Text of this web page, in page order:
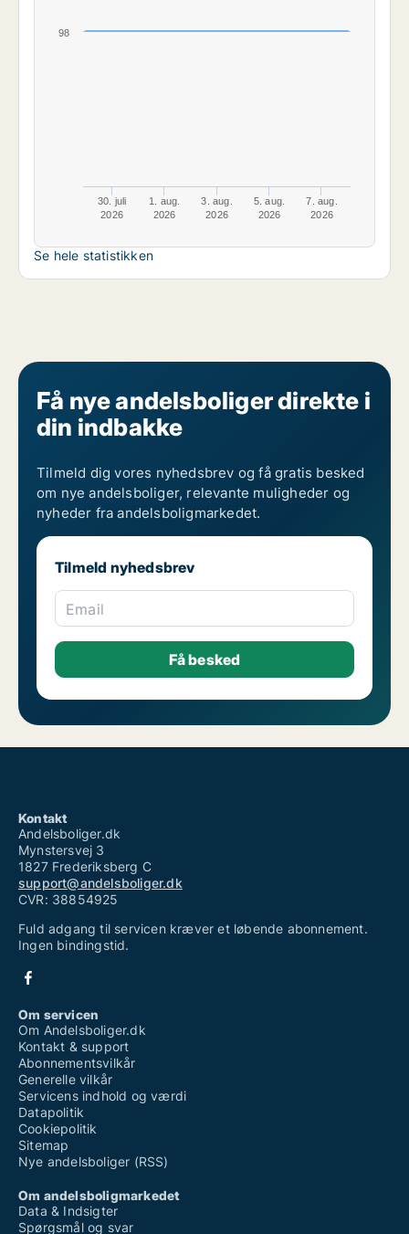
30. juli
2026
1. aug.
2026
3. aug.
2026
5. aug.
2026
7. aug.
2026
98
Se hele statistikken
Få nye andelsboliger direkte i
din indbakke
Tilmeld dig vores nyhedsbrev og få gratis besked
om nye andelsboliger, relevante muligheder og
nyheder fra andelsboligmarkedet.
Tilmeld nyhedsbrev
Email
Kontakt
Andelsboliger.dk
Mynstersvej 3
1827 Frederiksberg C
support@andelsboliger.dk
CVR: 38854925
Fuld adgang til servicen kræver et løbende abonnement.
Ingen bindingstid.
Om servicen
Om Andelsboliger.dk
Kontakt & support
Abonnementsvilkår
Generelle vilkår
Servicens indhold og værdi
Datapolitik
Cookiepolitik
Sitemap
Nye andelsboliger (RSS)
Om andelsboligmarkedet
Data & Indsigter
Spørgsmål og svar